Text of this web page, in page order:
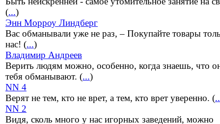
(...)
Энн Морроу Линдберг
Вас обманывали уже не раз, – Покупайте товары
нас! (...)
Владимир Андреев
Верить людям можно, особенно, когда знаешь, что
тебя обманывают. (...)
NN 4
Верят не тем, кто не врет, а тем, кто врет уверенно. (
NN 2
Видя, сколь много у нас игорных заведений, можно